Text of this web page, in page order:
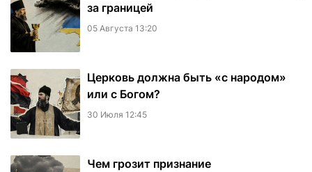
за границей
05 Августа 13:20
Церковь должна быть «с народом»
или с Богом?
30 Июля 12:45
Чем грозит признание